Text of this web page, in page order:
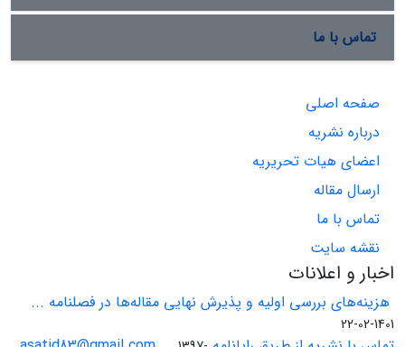
تماس با ما
صفحه اصلی
درباره نشریه
اعضای هیات تحریریه
ارسال مقاله
تماس با ما
نقشه سایت
اخبار و اعلانات
هزینه‌های بررسی اولیه و پذیرش نهایی مقاله‌ها در فصلنامه ...
1401-02-22